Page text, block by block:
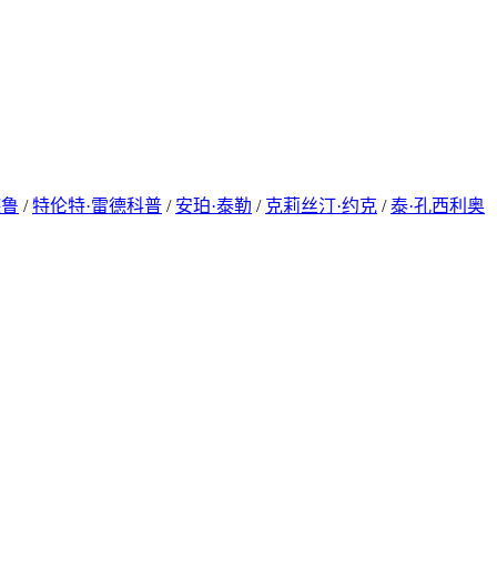
/特伦特·雷德科普 / 安珀·泰勒 / 克莉丝汀·约克 /泰·孔西利奥